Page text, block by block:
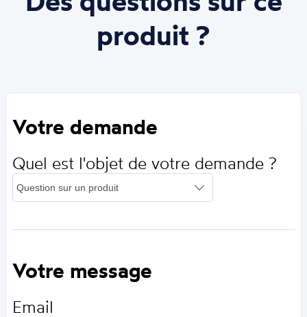
produit ?
Votre demande
Quel est l'objet de votre demande ?
Votre message
Email